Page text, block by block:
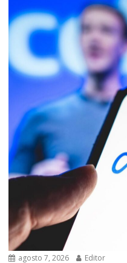
agosto 7, 2026 Editor